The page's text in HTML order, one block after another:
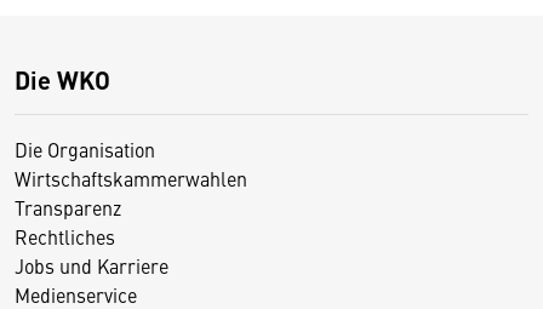
Die WKO
Die Organisation
Wirtschaftskammerwahlen
Transparenz
Rechtliches
Jobs und Karriere
Medienservice